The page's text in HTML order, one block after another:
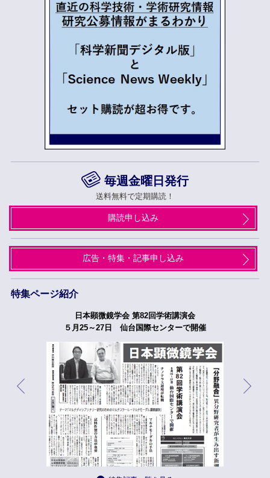
毎週金曜日発行
送料無料で定期購読！
購読申し込み
広告・特集・記事申し込み
特集ページ紹介
日本顕微鏡学会 第82回学術講演会
５月25～27日 仙台国際センターで開催